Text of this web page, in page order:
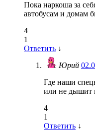
Пока наркоша за
автобусам и домам
4
1
Ответить ↓
Юрий
Где наши
или не дышит
4
1
Ответить ↓